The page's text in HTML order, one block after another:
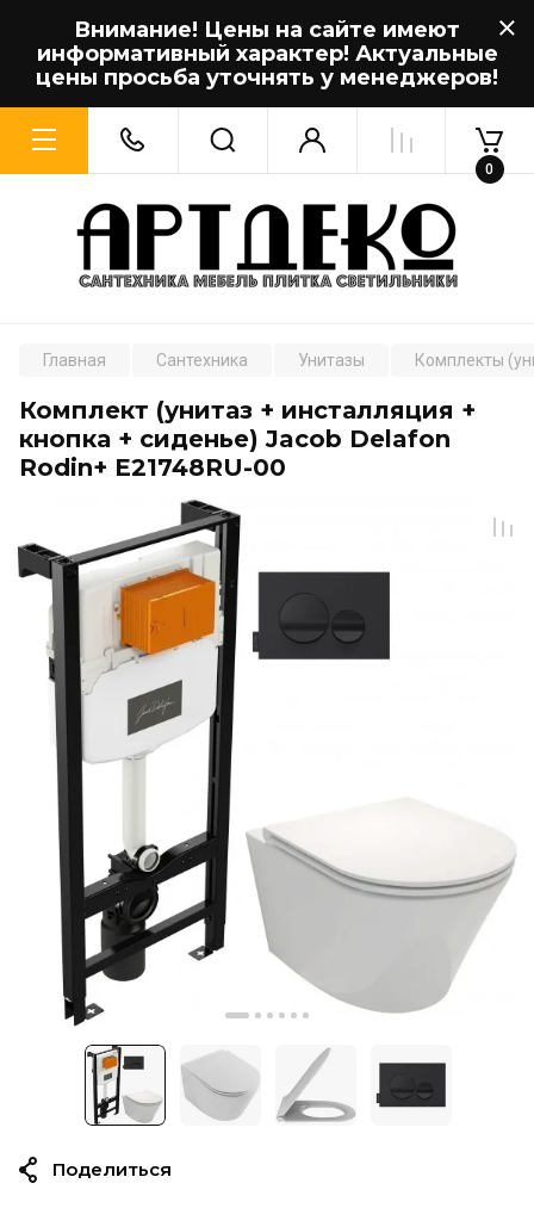
Внимание! Цены на сайте имеют
информативный характер! Актуальные
цены просьба уточнять у менеджеров!
0
Главная Сантехника Унитазы Комплекты
Комплект (унитаз + инсталляция +
кнопка + сиденье) Jacob Delafon
Rodin+ E21748RU-00
Поделиться